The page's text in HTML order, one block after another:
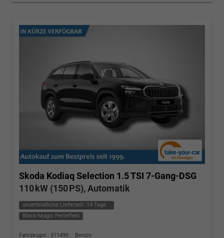
Skoda Kodiaq Selection 1.5 TSI 7-Gang-DSG
110 kW (150 PS), Automatik
unverbindliche Lieferzeit: 14 Tage
Black-Magic Perleffekt
Fahrzeugnr.: 511490
Benzin